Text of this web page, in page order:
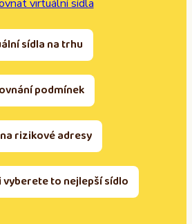
virtuální sídla
sídla na trhu
podmínek
rizikové adresy
vyberete to nejlepší sídlo